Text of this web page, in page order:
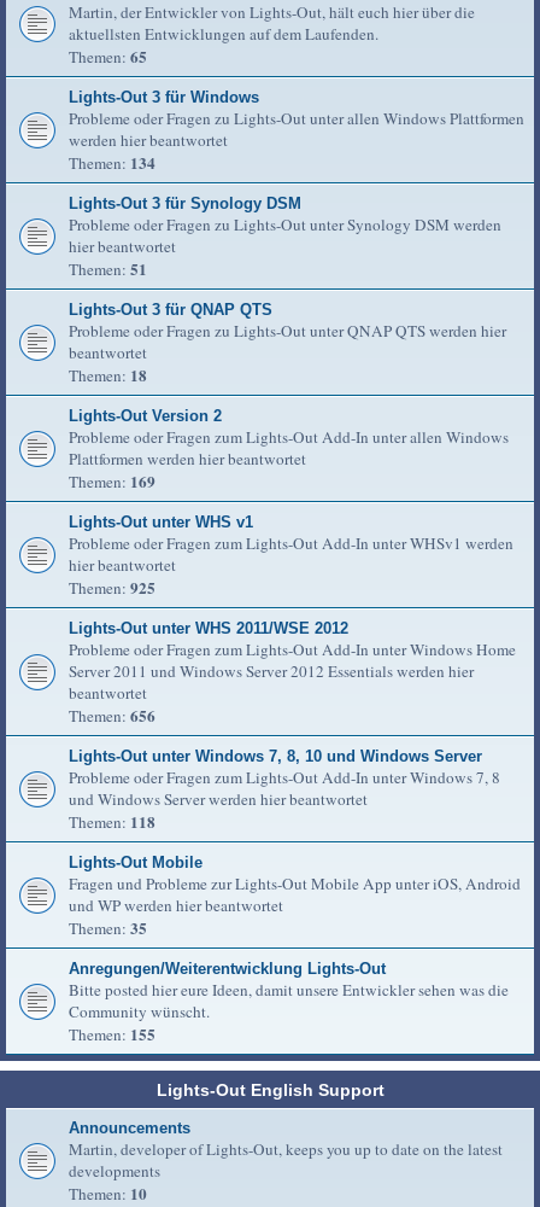
Martin, der Entwickler von Lights-Out, hält euch hier über die
aktuellsten Entwicklungen auf dem Laufenden.
Themen: 65
Lights-Out 3 für Windows
Probleme oder Fragen zu Lights-Out unter allen Windows Plattformen
werden hier beantwortet
Themen: 134
Lights-Out 3 für Synology DSM
Probleme oder Fragen zu Lights-Out unter Synology DSM werden
hier beantwortet
Themen: 51
Lights-Out 3 für QNAP QTS
Probleme oder Fragen zu Lights-Out unter QNAP QTS werden hier
beantwortet
Themen: 18
Lights-Out Version 2
Probleme oder Fragen zum Lights-Out Add-In unter allen Windows
Plattformen werden hier beantwortet
Themen: 169
Lights-Out unter WHS v1
Probleme oder Fragen zum Lights-Out Add-In unter WHSv1 werden
hier beantwortet
Themen: 925
Lights-Out unter WHS 2011/WSE 2012
Probleme oder Fragen zum Lights-Out Add-In unter Windows Home
Server 2011 und Windows Server 2012 Essentials werden hier
beantwortet
Themen: 656
Lights-Out unter Windows 7, 8, 10 und Windows Server
Probleme oder Fragen zum Lights-Out Add-In unter Windows 7, 8
und Windows Server werden hier beantwortet
Themen: 118
Lights-Out Mobile
Fragen und Probleme zur Lights-Out Mobile App unter iOS, Android
und WP werden hier beantwortet
Themen: 35
Anregungen/Weiterentwicklung Lights-Out
Bitte posted hier eure Ideen, damit unsere Entwickler sehen was die
Community wünscht.
Themen: 155
Lights-Out English Support
Announcements
Martin, developer of Lights-Out, keeps you up to date on the latest
developments
Themen: 10